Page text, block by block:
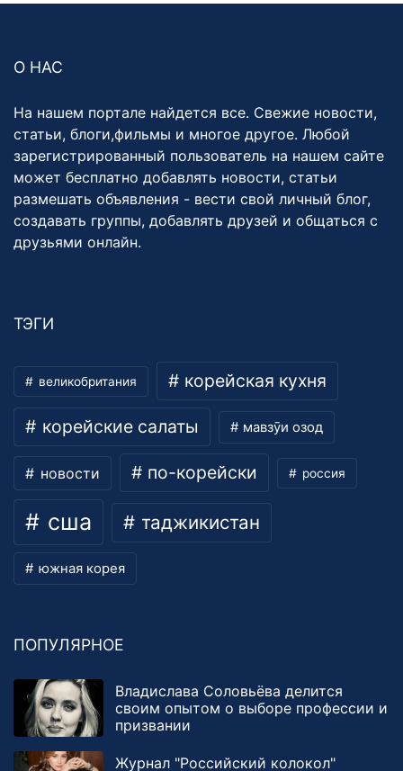
О НАС
На нашем портале найдется все. Свежие новости,
статьи, блоги,фильмы и многое другое. Любой
зарегистрированный пользователь на нашем сайте
может бесплатно добавлять новости, статьи
размешать объявления - вести свой личный блог,
создавать группы, добавлять друзей и общаться с
друзьями онлайн.
ТЭГИ
великобритания корейская кухня
корейские салаты мавзӯи озод
новости по-корейски россия
сша таджикистан
южная корея
ПОПУЛЯРНОЕ
Владислава Соловьёва делится
своим опытом о выборе профессии и
призвании
Журнал "Российский колокол"